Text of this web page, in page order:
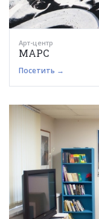
Арт-центр
МАРС
Посетить →